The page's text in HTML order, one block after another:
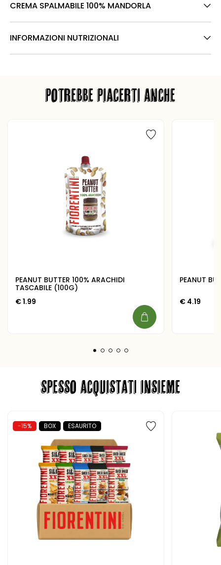
CREMA SPALMABILE 100% MANDORLA
INFORMAZIONI NUTRIZIONALI
POTREBBE PIACERTI ANCHE
PEANUT BUTTER 100% ARACHIDI
TASCABILE (100G)
€1.99
PEANUT
€ 4.19
SPESSO ACQUISTATI INSIEME
-15% BOX ESAURITO